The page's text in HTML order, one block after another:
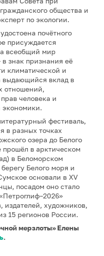
общества и
по экологии.
почётного
присуждается
всеобщий мир
знак признания её
климатической и
выдающийся вклад в
отношений,
человека и
экономики.
фестиваль,
в разных точках
озера до Белого
прошёл в арктическом
в Беломорском
Белого моря и
основали в XV
посадом оно стало
издателей, художников,
15 регионов России.
мерзлоты» Елены
.